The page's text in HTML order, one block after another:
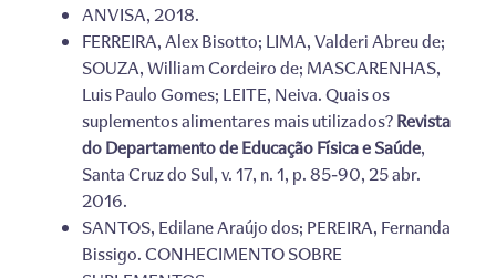
ANVISA, 2018.
FERREIRA, Alex Bisotto; LIMA, Valderi Abreu de;
SOUZA, William Cordeiro de; MASCARENHAS,
Luis Paulo Gomes; LEITE, Neiva. Quais os
suplementos alimentares mais utilizados?Revista
do Departamento de Educação Física e Saúde,
Santa Cruz do Sul, v. 17, n. 1, p. 85-90, 25 abr.
2016.
SANTOS, Edilane Araújo dos; PEREIRA, Fernanda
Bissigo. CONHECIMENTO SOBRE